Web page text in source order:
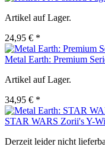
Artikel auf Lager.
24,95 € *
Metal Earth: Premium
Artikel auf Lager.
34,95 € *
STAR WARS Zorii's Y-
Derzeit leider nicht